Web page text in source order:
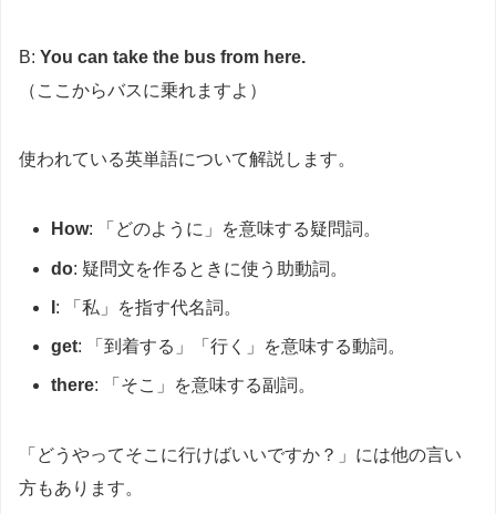
B: You can take the bus from here.
（ここからバスに乗れますよ）
使われている英単語について解説します。
How: 「どのように」を意味する疑問詞。
do: 疑問文を作るときに使う助動詞。
: 「私」を指す代名詞。
get: 「到着する」「行く」を意味する動詞。
there: 「そこ」を意味する副詞。
「どうやってそこに行けばいいですか？」には他の言い
方もあります。